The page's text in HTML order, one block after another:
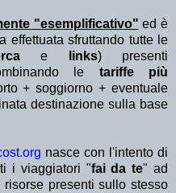
"esemplificativo" ed è
effettuata sfruttando tutte le
e links) presenti
le tariffe più
+ soggiorno + eventuale
destinazione sulla base
nasce con l'intento di
i viaggiatori "fai da te" ad
presenti sullo stesso